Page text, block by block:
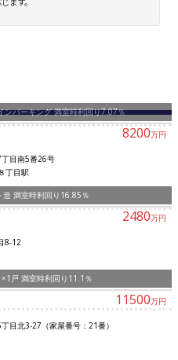
ンパーキング 満室時利回り7.07％
8200万円
目南5番26号
丁目駅
満室時利回り16.85％
2480万円
8-12
戸 満室時利回り11.1％
11500万円
目北3-27（家屋番号：21番）